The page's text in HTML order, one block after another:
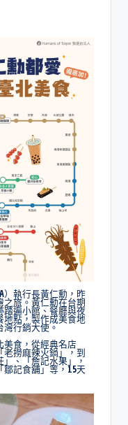
）執行長黃仁勳，昨
之旅。黃仁勳在台期
踏遍小館、餐廳與夜
地點，製作成美食地
灣行銷大使。
美食，從經典名店
老撈麻辣火鍋」，到
」、「詹記水果」，
記食舖」等，15天